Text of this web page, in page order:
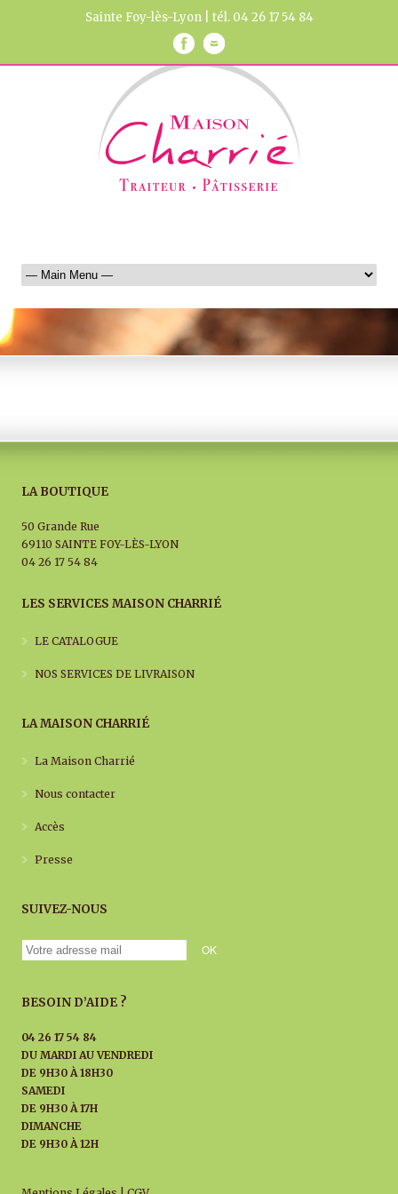
Sainte Foy-lès-Lyon | tél. 04 26 17 54 84
LA BOUTIQUE
50 Grande Rue
69110 SAINTE FOY-LÈS-LYON
04 26 17 54 84
LES SERVICES MAISON CHARRIÉ
LE CATALOGUE
NOS SERVICES DE LIVRAISON
LA MAISON CHARRIÉ
La Maison Charrié
Nous contacter
Accès
Presse
SUIVEZ-NOUS
BESOIN D’AIDE ?
04 26 17 54 84
DU MARDI AUVENDREDI
DE 9H30 À 18H30
SAMEDI
DE 9H30 À 17H
DIMANCHE
DE 9H30 À 12H